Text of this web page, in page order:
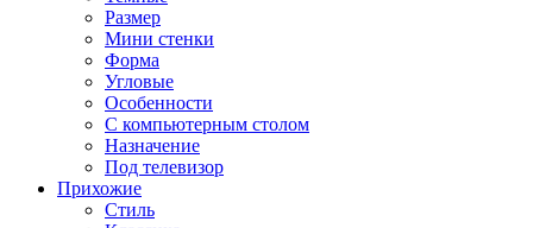
Размер
Мини стенки
Форма
Угловые
Особенности
С компьютерным столом
Назначение
Под телевизор
Прихожие
Стиль